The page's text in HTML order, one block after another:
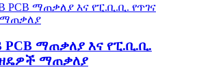
PCB ማጠቃለያ እና የፒ.ቢ.ቢ.
ዘዴዎች ማጠቃለያ